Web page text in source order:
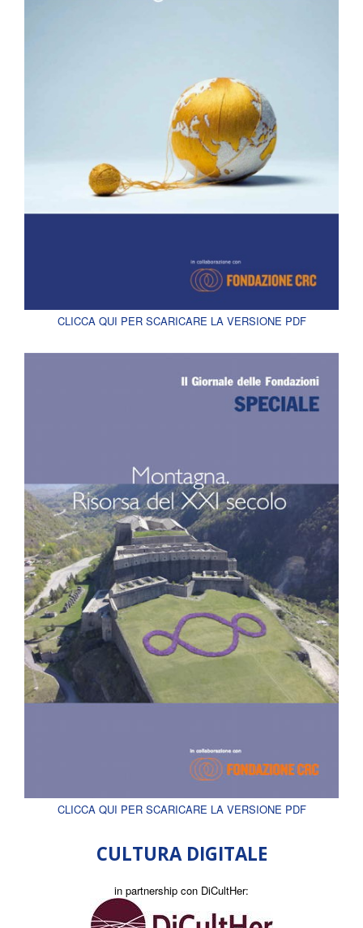
CLICCA QUI PER SCARICARE LA VERSIONE PDF
CLICCA QUI PER SCARICARE LA VERSIONE PDF
CULTURA DIGITALE
in partnership con DiCultHer: